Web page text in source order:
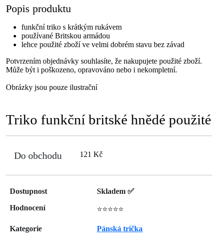
Popis produktu
funkční triko s krátkým rukávem
používané Britskou armádou
lehce použité zboží ve velmi dobrém stavu bez závad
Potvrzením objednávky souhlasíte, že nakupujete použité zboží.
Může být i poškozeno, opravováno nebo i nekompletní.
Obrázky jsou pouze ilustrační
Triko funkční britské hnědé použité
Do obchodu 121 Kč
Dostupnost
Skladem ✅
Hodnocení
⭐⭐⭐⭐⭐
Kategorie
Pánská trička